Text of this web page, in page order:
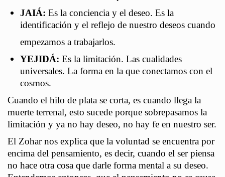
JAIÁ: Es la conciencia y el deseo. Es la
identificación y el reflejo de nuestro deseos cuando
empezamos a trabajarlos.
YEJIDÁ: Es la limitación. Las cualidades
universales. La forma en la que conectamos con el
cosmos.
Cuando el hilo de plata se corta, es cuando llega la
muerte terrenal, esto sucede porque sobrepasamos la
limitación y ya no hay deseo, no hay fe en nuestro ser.
El Zohar nos explica que la voluntad se encuentra por
encima del pensamiento, es decir, cuando el ser piensa
no hace otra cosa que darle forma mental a su deseo.